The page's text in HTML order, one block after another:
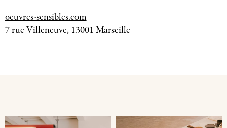
oeuvres-sensibles.com
7 rue Villeneuve, 13001 Marseille